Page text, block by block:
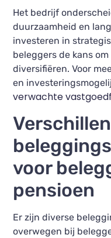
Het bedrijf
duurzaamheid en
investeren in
beleggers de kans
diversifiëren. Voor
en
verwachte
voor
pensioen
Er zijn diverse
overwegen bij